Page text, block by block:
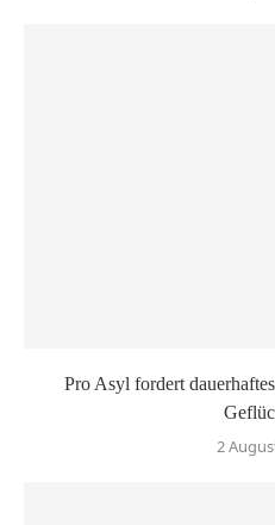
Pro Asyl fordert
2